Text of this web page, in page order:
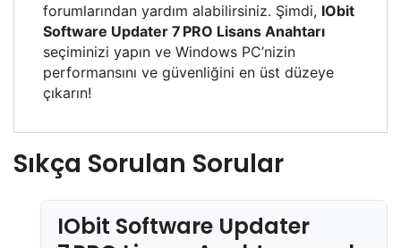
forumlarından yardım alabilirsiniz. Şimdi, IObit
Software Updater 7 PRO Lisans Anahtarı
seçiminizi yapın ve Windows PC’nizin
performansını ve güvenliğini en üst düzeye
çıkarın!
Sıkça Sorulan Sorular
IObit Software Updater